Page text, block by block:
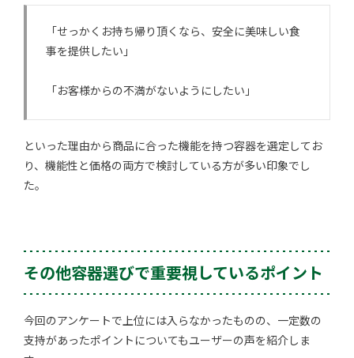
「せっかくお持ち帰り頂くなら、安全に美味しい食
事を提供したい」
「お客様からの不満がないようにしたい」
といった理由から商品に合った機能を持つ容器を選定してお
り、機能性と価格の両方で検討している方が多い印象でし
た。
その他容器選びで重要視しているポイント
今回のアンケートで上位には入らなかったものの、一定数の
支持があったポイントについてもユーザーの声を紹介しま